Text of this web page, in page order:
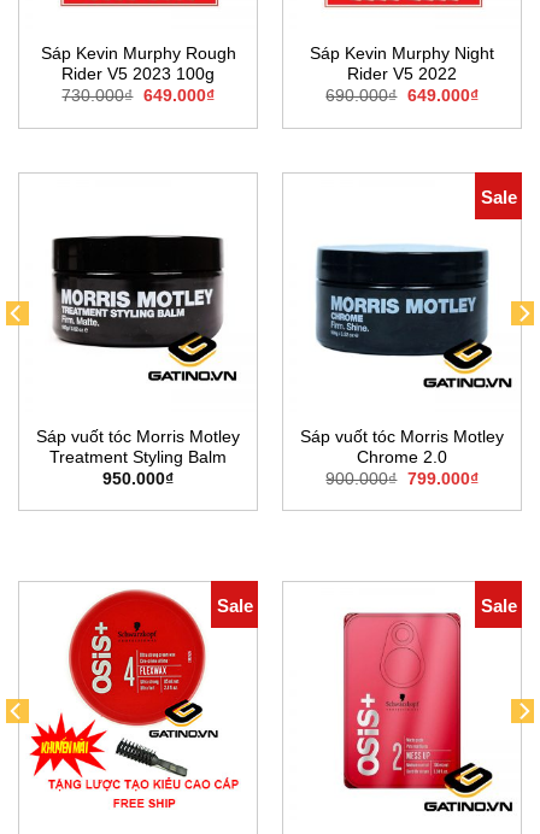
Sáp Kevin Murphy Rough
Rider V5 2023 100g
730.000₫ Giá
là:
649.000₫Giá
tại
Sáp Kevin Murphy Night
Rider V5 2022
690.000₫ Giá
là:
649.000₫Giá
tại
Sáp vuốt tóc Morris Motley
Treatment Styling Balm
950.000₫
Sale
Sáp vuốt tóc Morris Motley
Chrome 2.0
900.000₫ Giá
là:
799.000₫Giá
tại
Sale Sale